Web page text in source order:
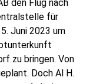
den Flug nach
für
Juni 2023 um
zu bringen. Von
Doch Al H.